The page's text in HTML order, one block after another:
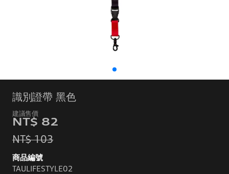
識別證帶 黑色
NT$ 82
NT$ 103
商品編號
TAULIFESTYLE02